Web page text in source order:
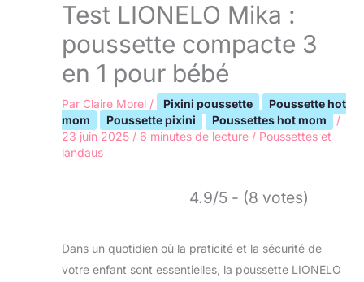
Test LIONELO Mika :
poussette compacte 3
en 1 pour bébé
Par Claire Morel / Pixini poussette
Poussette hot
mom
Poussette pixini Poussettes hot mom
/
23 juin 2025 / 6 minutes de lecture / Poussettes et
landaus
4.9/5 - (8 votes)
Dans un quotidien où la praticité et la sécurité de
votre enfant sont essentielles, la poussette LIONELO